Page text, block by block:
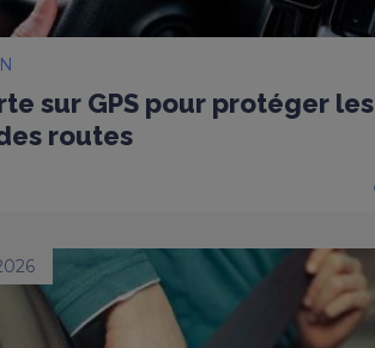
sur GPS pour protéger les
routes